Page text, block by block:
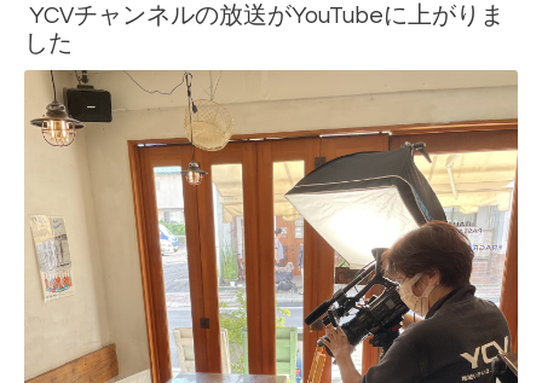
YCVチャンネルの放送がYouTubeに上がりま
した